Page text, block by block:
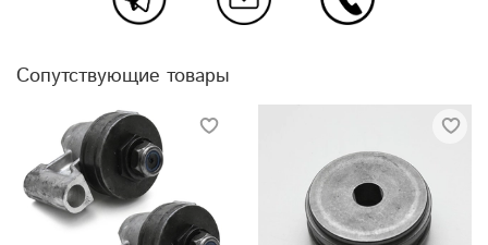
Сопутствующие товары